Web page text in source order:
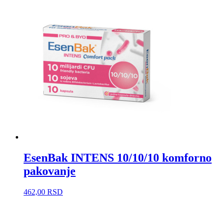
EsenBak INTENS 10/10/10 komforno
pakovanje
462,00 RSD